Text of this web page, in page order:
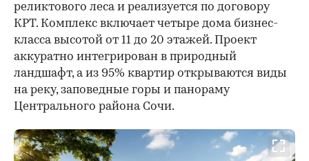
реликтового леса и реализуется по договору
КРТ. Комплекс включает четыре дома бизнес-
класса высотой от 11 до 20 этажей. Проект
аккуратно интегрирован в природный
ландшафт, а из 95% квартир открываются виды
на реку, заповедные горы и панораму
Центрального района Сочи.